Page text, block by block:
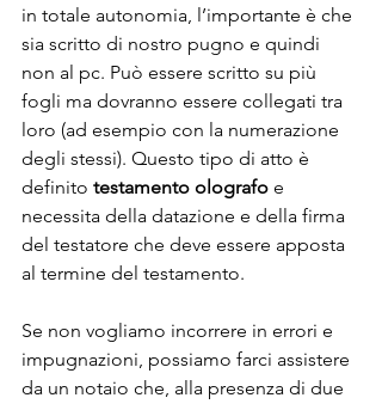
in totale autonomia, l’importante è che
sia scritto di nostro pugno e quindi
non al pc. Può essere scritto su più
fogli ma dovranno essere collegati tra
loro (ad esempio con la numerazione
degli stessi). Questo tipo di atto è
definito testamento olografo e
necessita della datazione e della firma
del testatore che deve essere apposta
al termine del testamento.
Se non vogliamo incorrere in errori e
impugnazioni, possiamo farci assistere
da un notaio che, alla presenza di due